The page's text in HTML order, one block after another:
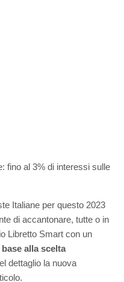
fino al 3% di interessi sulle
Italiane per questo 2023
di accantonare, tutte o in
Libretto Smart con un
base alla scelta
dettaglio la nuova